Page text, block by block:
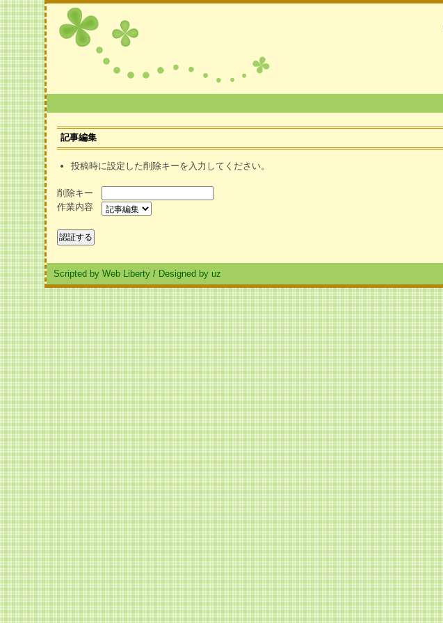
記事編集
投稿時に設定した削除キーを入力してください。
削除キー
作業内容
Scripted by Web Liberty / Designed by uz